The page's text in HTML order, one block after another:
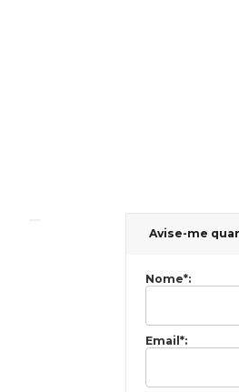
Avise-me
Nome*:
Email *: